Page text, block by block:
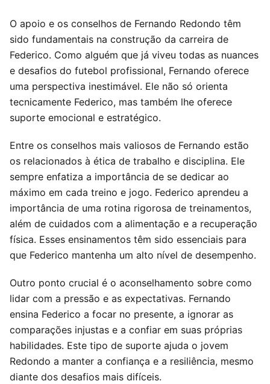
O apoio e os conselhos de Fernando Redondo têm
sido fundamentais na construção da carreira de
Federico. Como alguém que já viveu todas as nuances
e desafios do futebol profissional, Fernando oferece
uma perspectiva inestimável. Ele não só orienta
tecnicamente Federico, mas também lhe oferece
suporte emocional e estratégico.
Entre os conselhos mais valiosos de Fernando estão
os relacionados à ética de trabalho e disciplina. Ele
sempre enfatiza a importância de se dedicar ao
máximo em cada treino e jogo. Federico aprendeu a
importância de uma rotina rigorosa de treinamentos,
além de cuidados com a alimentação e a recuperação
física. Esses ensinamentos têm sido essenciais para
que Federico mantenha um alto nível de desempenho.
Outro ponto crucial é o aconselhamento sobre como
lidar com a pressão e as expectativas. Fernando
ensina Federico a focar no presente, a ignorar as
comparações injustas e a confiar em suas próprias
habilidades. Este tipo de suporte ajuda o jovem
Redondo a manter a confiança e a resiliência, mesmo
diante dos desafios mais difíceis.